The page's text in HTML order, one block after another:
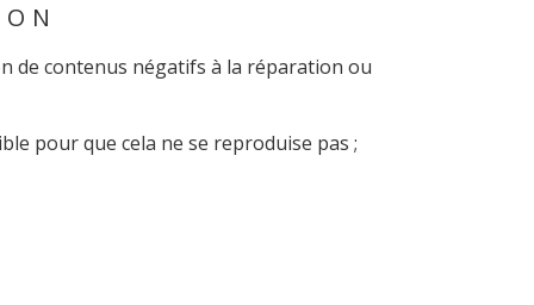
de contenus négatifs à la réparation ou
pour que cela ne se reproduise pas ;